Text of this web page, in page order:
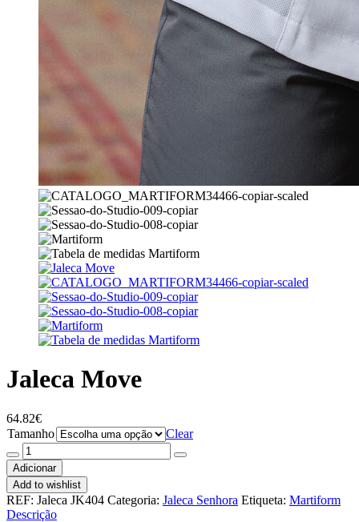
Jaleca Move
64.82€
Tamanho
Clear
Quantidade
de
Jaleca
Move
Adicionar
Add to wishlist
REF: Jaleca JK404 Categoria: Jaleca Senhora Etiqueta: Martiform
Descrição